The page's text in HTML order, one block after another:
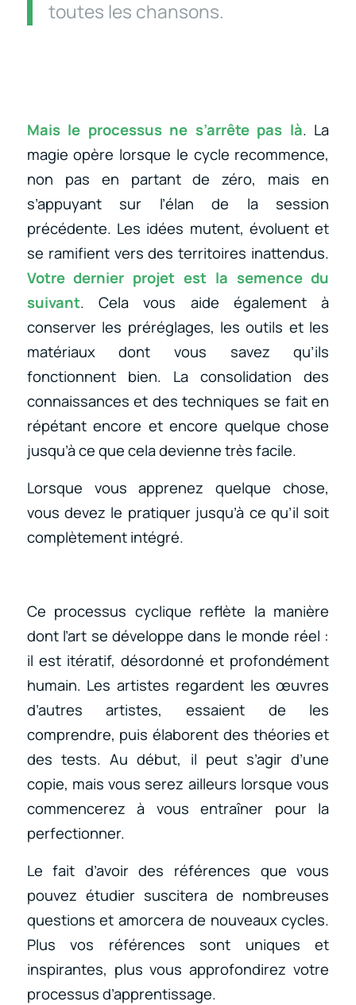
toutes les chansons.
Mais le processus ne s’arrête pas là. La
magie opère lorsque le cycle recommence,
non pas en partant de zéro, mais en
s’appuyant sur l’élan de la session
précédente. Les idées mutent, évoluent et
se ramifient vers des territoires inattendus.
Votre dernier projet est la semence du
suivant. Cela vous aide également à
conserver les préréglages, les outils et les
matériaux dont vous savez qu’ils
fonctionnent bien. La consolidation des
connaissances et des techniques se fait en
répétant encore et encore quelque chose
jusqu’à ce que cela devienne très facile.
Lorsque vous apprenez quelque chose,
vous devez le pratiquer jusqu’à ce qu’il soit
complètement intégré.
Ce processus cyclique reflète la manière
dont l’art se développe dans le monde réel :
il est itératif, désordonné et profondément
humain. Les artistes regardent les œuvres
d’autres artistes, essaient de les
comprendre, puis élaborent des théories et
des tests. Au début, il peut s’agir d’une
copie, mais vous serez ailleurs lorsque vous
commencerez à vous entraîner pour la
perfectionner.
Le fait d’avoir des références que vous
pouvez étudier suscitera de nombreuses
questions et amorcera de nouveaux cycles.
Plus vos références sont uniques et
inspirantes, plus vous approfondirez votre
processus d’apprentissage.